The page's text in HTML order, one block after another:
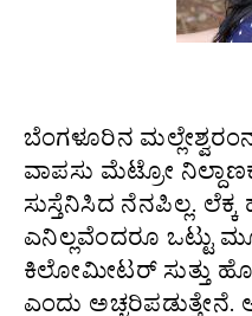
ಬೆಂಗಳೂರಿನ
ವಾಪಸು ಮೆಟ್ರೋ
ಸುಸ್ತೆನಿಸಿದ ನೆನಪಿಲ್ಲ.
ಎನಿಲ್ಲವೆಂದರೂ ಒಟ್ಟು
ಕಿಲೋಮೀಟರ್ ಸುತ್ತು
ಎಂದು ಅಚ್ಚರಿಪಡುತ್ತೇನೆ.